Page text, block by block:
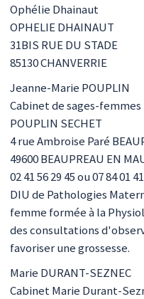
Ophélie Dhainaut
OPHELIE DHAINAUT
31BIS RUE DU STADE
85130CHANVERRIE
Jeanne-Marie POUPLIN
Cabinet de sages-femmes
POUPLIN SECHET
4 rue Ambroise Paré
49600BEAUPREAU EN
02 41 56 29 45 ou 07 84
DIU de Pathologies
femme formée à la
des consultations
favoriser une grossesse.
Marie DURANT-SEZNEC
Cabinet Marie Durant-